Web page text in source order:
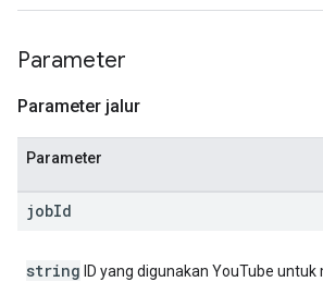
Parameter
Parameter jalur
Parameter
jobId
string ID yang digunakan YouTube